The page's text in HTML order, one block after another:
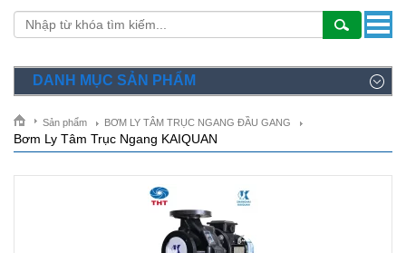
DANH MỤC SẢN PHẨM
Sản phẩm BƠM LY TÂM TRỤC NGANG ĐẦU GANG
Bơm Ly Tâm Trục Ngang KAIQUAN